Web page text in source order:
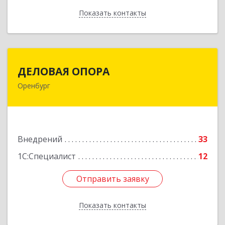
Показать контакты
Назад
ДЕЛОВАЯ ОПОРА
Оренбург
Внедрений
33
1С:Специалист
12
Отправить заявку
Показать контакты
Отправить заявку
Назад